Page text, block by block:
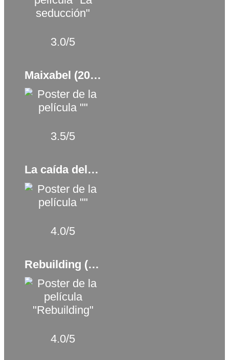
3.0/5
Maixabel (2021)
3.5/5
La caída del imperio americano (2018)
4.0/5
Rebuilding (2025)
4.0/5